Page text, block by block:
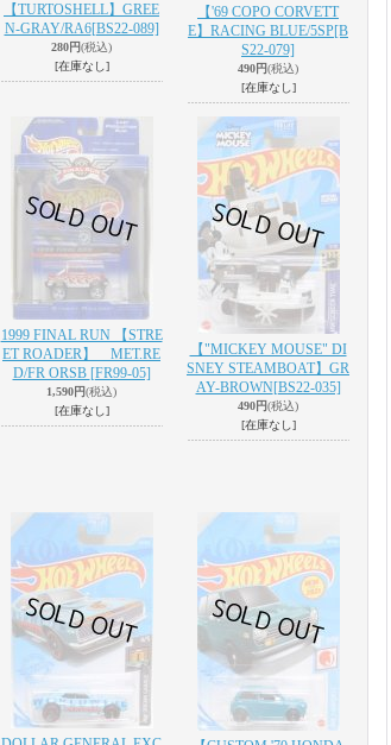
【TURTOSHELL】GREE
N-GRAY/RA6[BS22-089]
280円(税込)
[在庫なし]
【'69 COPO CORVETT
E】RACING BLUE/5SP[B
S22-079]
490円(税込)
[在庫なし]
1999 FINAL RUN 【STRE
ET ROADER】 MET.RE
D/FR ORSB [FR99-05]
1,590円(税込)
[在庫なし]
【"MICKEY MOUSE" DI
SNEY STEAMBOAT】GR
AY-BROWN[BS22-035]
490円(税込)
[在庫なし]